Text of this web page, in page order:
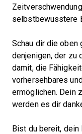
selbstbewusstere
Schau dir die oben
denjenigen, der zu
damit, die
vorhersehbares
ermöglichen. Dein
werden es dir
Bist du bereit,